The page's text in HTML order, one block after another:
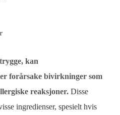
kan
forårsake bivirkninger som
reaksjoner. Disse
ingredienser, spesielt hvis